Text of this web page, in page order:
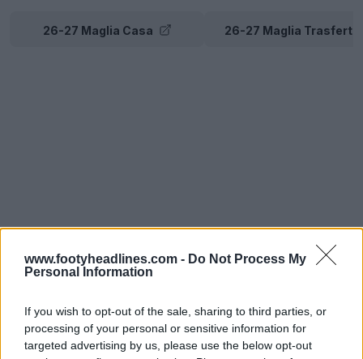
www.footyheadlines.com - Do Not Process My
Personal Information
If you wish to opt-out of the sale, sharing to third parties, or
processing of your personal or sensitive information for
targeted advertising by us, please use the below opt-out
26-27 Maglia Casa 26-27 Maglia Trasferta